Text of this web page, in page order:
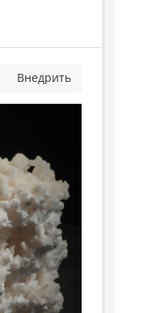
Внедрить